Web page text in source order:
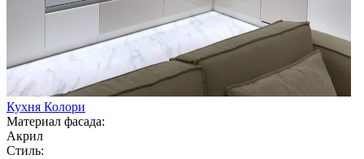
Кухня Колори
Материал фасада:
Акрил
Стиль: